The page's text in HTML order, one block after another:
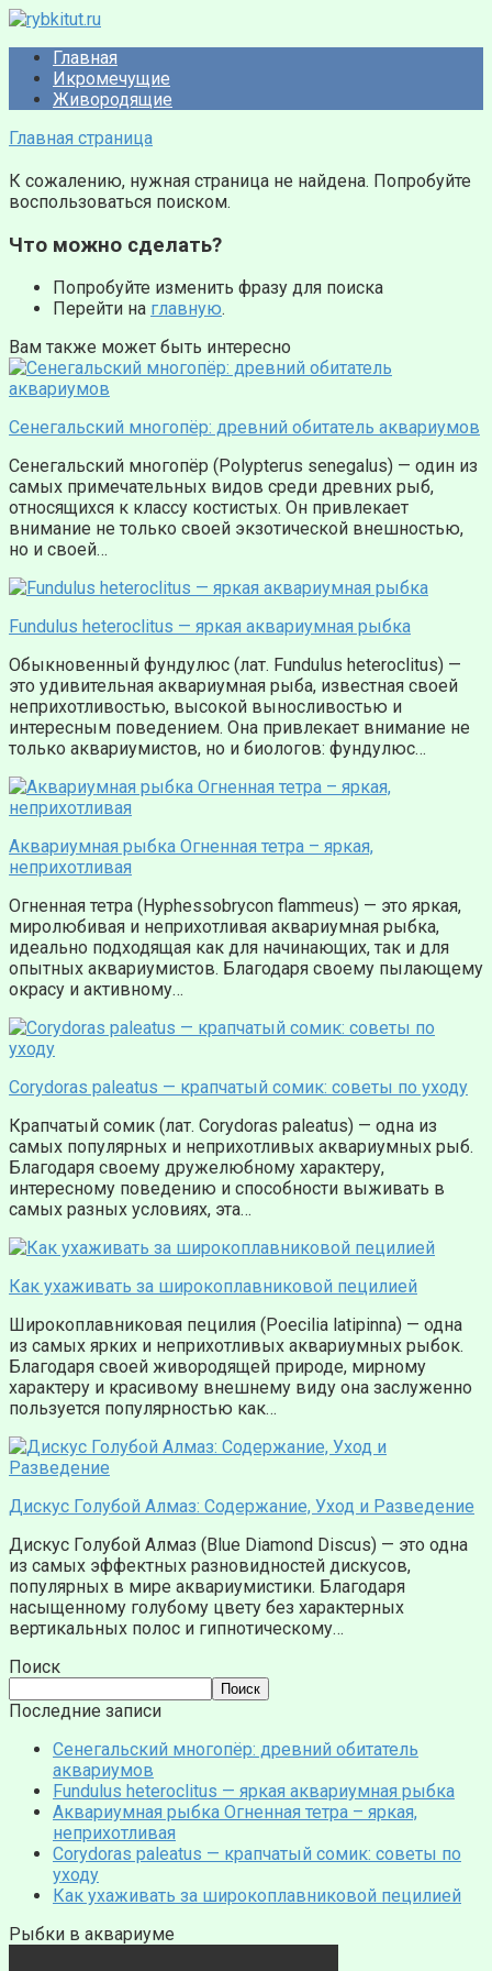
Перейти
контентуГлавная
Икромечущие
Живородящие
Главная страница
К сожалению, нужная страница не найдена. Попробуйте
воспользоваться поиском.
Что можно сделать?
Попробуйте изменить фразу для поиска
Перейти на главную.
Вам также может быть интересно
Сенегальский многопёр: древний обитатель аквариумов
Сенегальский многопёр (Polypterus senegalus) — один из
самых примечательных видов среди древних рыб,
относящихся к классу костистых. Он привлекает
внимание не только своей экзотической внешностью,
но и своей…
Fundulus heteroclitus — яркая аквариумная рыбка
Обыкновенный фундулюс (лат. Fundulus heteroclitus) —
это удивительная аквариумная рыба, известная своей
неприхотливостью, высокой выносливостью и
интересным поведением. Она привлекает внимание не
только аквариумистов, но и биологов: фундулюс…
Аквариумная рыбка Огненная тетра – яркая,
неприхотливая
Огненная тетра (Hyphessobrycon flammeus) — это яркая,
миролюбивая и неприхотливая аквариумная рыбка,
идеально подходящая как для начинающих, так и для
опытных аквариумистов. Благодаря своему пылающему
окрасу и активному…
Corydoras paleatus — крапчатый сомик: советы по уходу
Крапчатый сомик (лат. Corydoras paleatus) — одна из
самых популярных и неприхотливых аквариумных рыб.
Благодаря своему дружелюбному характеру,
интересному поведению и способности выживать в
самых разных условиях, эта…
Как ухаживать за широкоплавниковой пецилией
Широкоплавниковая пецилия (Poecilia latipinna) — одна
из самых ярких и неприхотливых аквариумных рыбок.
Благодаря своей живородящей природе, мирному
характеру и красивому внешнему виду она заслуженно
пользуется популярностью как…
Дискус Голубой Алмаз: Содержание, Уход и Разведение
Дискус Голубой Алмаз (Blue Diamond Discus) — это одна
из самых эффектных разновидностей дискусов,
популярных в мире аквариумистики. Благодаря
насыщенному голубому цвету без характерных
вертикальных полос и гипнотическому…
Поиск
Поиск
Последние записи
Сенегальский многопёр: древний обитатель
аквариумов
Fundulus heteroclitus — яркая аквариумная рыбка
Аквариумная рыбка Огненная тетра – яркая,
неприхотливая
Corydoras paleatus — крапчатый сомик: советы по
уходу
Как ухаживать за широкоплавниковой пецилией
Рыбки в аквариуме